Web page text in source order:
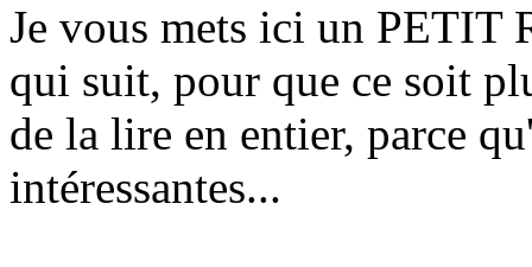
Je vous mets ici un
qui suit, pour que ce soit
de la lire en entier, parce
intéressantes...